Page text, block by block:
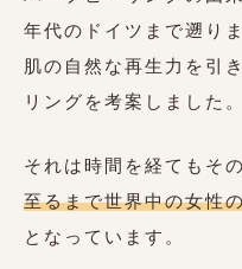
年代のドイツまで遡り
肌の自然な再生力を引
リングを考案しました。
それは時間を経てもそ
至るまで世界中の女性
となっています。